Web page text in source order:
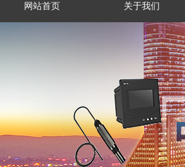
网站首页 关于我们